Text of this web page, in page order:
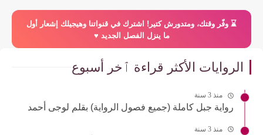
⌛️ وفّر وقتك، ومتدورش كتير! اشترك في قنواتنا وهيجيلك إشعار أول
ما ينزل الفصل الجديد ♥️
الروايات الأكثر قراءة ٱخر أسبوع
منذ 3 سنة
رواية جبل كاملة (جميع فصول الرواية) بقلم لوجى أحمد
منذ 3 سنة